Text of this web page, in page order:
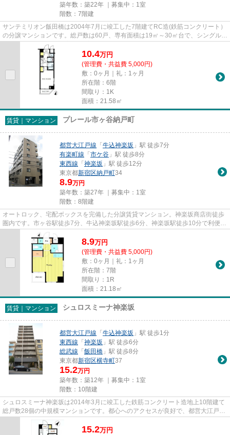
築年数：築22年 ｜募集中： 1室
階数：7階建
サンテミリオン飯田橋は2004年7月に竣工した7階建てRC造(鉄筋コンクリート）
の分譲マンションです。総戸数は60戸、専有面積は19㎡～30㎡台で、シングル
（学生や社会人）に対応したプラ...
10.4万円
(管理費・共益費 5,000円)
敷：0ヶ月｜礼：1ヶ月
所在階：6階
間取り：1K
面積：21.58㎡
賃貸｜マンション プレール市ヶ谷納戸町
都営大江戸線 「 牛込神楽坂 」駅 徒歩7分
有楽町線 「 市ケ谷 」駅 徒歩8分
東西線 「 神楽坂 」駅 徒歩12分
東京都新宿区納戸町34
8.9万円
築年数：築27年 ｜募集中： 1室
階数：8階建
オートロック、宅配ボックスを完備した分譲賃貸マンション。神楽坂商店街徒歩
圏内です。市ヶ谷駅徒歩7分、牛込神楽坂駅徒歩6分、神楽坂駅徒歩10分で利便性
の高い立地です。
8.9万円
(管理費・共益費 5,000円)
敷：0ヶ月｜礼：1ヶ月
所在階：7階
間取り：1R
面積：21.18㎡
賃貸｜マンション シュロスミーナ神楽坂
都営大江戸線 「 牛込神楽坂 」駅 徒歩1分
東西線 「 神楽坂 」駅 徒歩6分
総武線 「 飯田橋 」駅 徒歩8分
東京都新宿区横寺町37
15.2万円
築年数：築12年 ｜募集中： 1室
階数：10階建
シュロスミーナ神楽坂は2014年3月に竣工した鉄筋コンクリート造地上10階建て
総戸数28個の中規模マンションです。都心へのアクセスが良好で、都営大江戸線
『牛込神楽坂駅』まで１分。東...
15.2万円